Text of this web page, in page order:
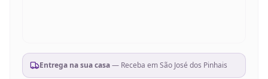
Entrega na sua casa— Receba emSão José dos Pinhais